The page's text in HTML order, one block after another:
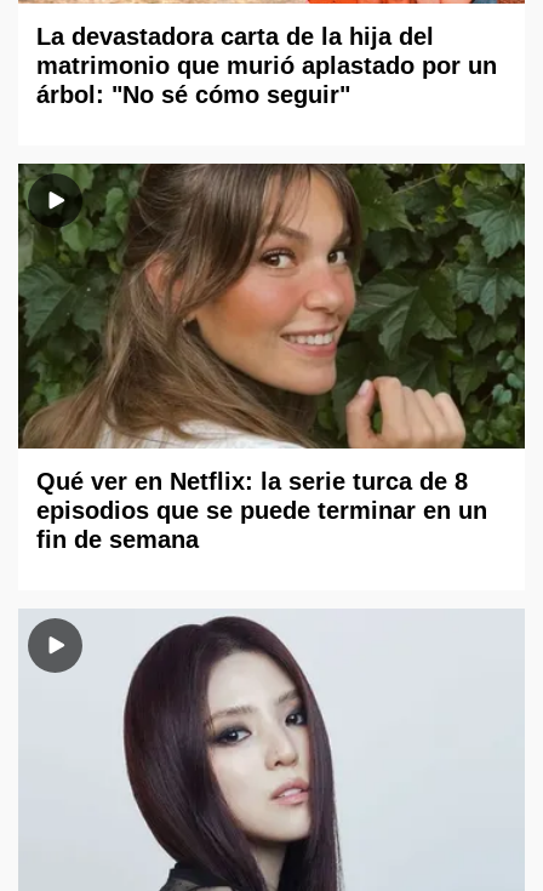
La devastadora carta de la hija del
matrimonio que murió aplastado por un
árbol: "No sé cómo seguir"
Qué ver en Netflix: la serie turca de 8
episodios que se puede terminar en un
fin de semana